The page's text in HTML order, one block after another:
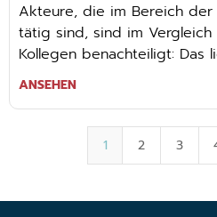
Akteure, die im Bereich der
tätig sind, sind im Vergleich
Kollegen benachteiligt: Das
ANSEHEN
1 2 3